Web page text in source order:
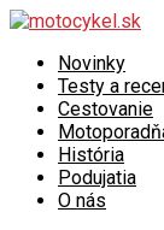
Novinky
Testy a
Cestovanie
História
Podujatia
O nás